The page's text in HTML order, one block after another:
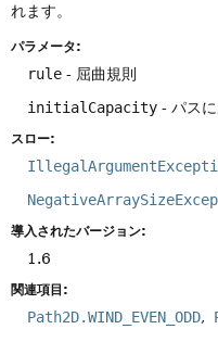
れます。
パラメータ:
rule - 屈曲規則
initialCapacity - パス
スロー:
導入されたバージョン:
1.6
関連項目:
Path2D.WIND_EVEN_ODD